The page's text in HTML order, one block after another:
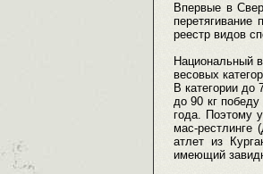
Впервые в
реестр видов
Национальный
весовых
В категории до
до 90 кг
года. Поэтому
мас-рестлинге
атлет из
имеющий